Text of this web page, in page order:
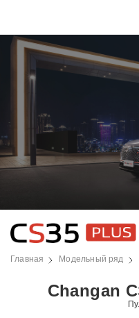
Главная Модельный ряд
Changan